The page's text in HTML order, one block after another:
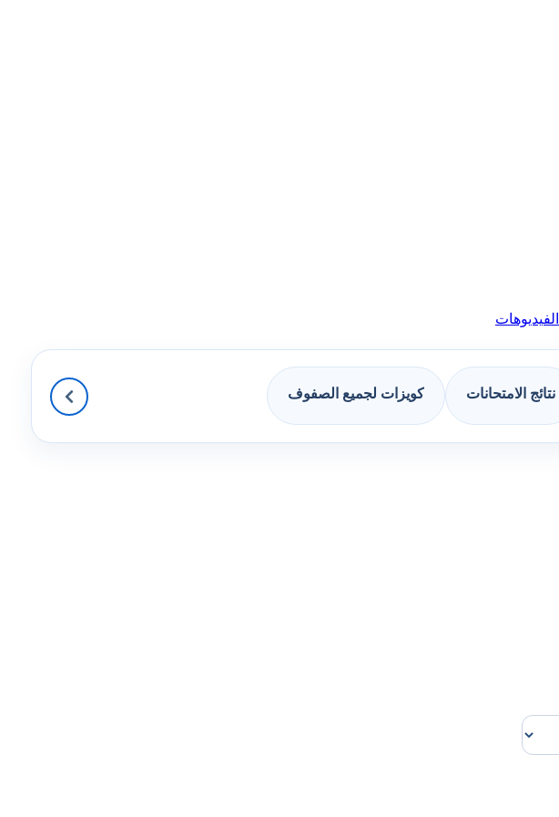
الفيديوهات
نتائج الامتحانات كويزات لجميع الصفوف